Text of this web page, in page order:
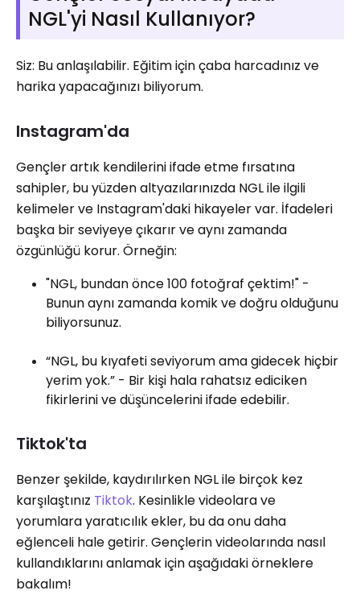
NGL'yi Nasıl Kullanıyor?
Siz: Bu anlaşılabilir. Eğitim için çaba harcadınız ve
harika yapacağınızı biliyorum.
Instagram'da
Gençler artık kendilerini ifade etme fırsatına
sahipler, bu yüzden altyazılarınızda NGL ile ilgili
kelimeler ve Instagram'daki hikayeler var. İfadeleri
başka bir seviyeye çıkarır ve aynı zamanda
özgünlüğü korur. Örneğin:
"NGL, bundan önce 100 fotoğraf çektim!" -
Bunun aynı zamanda komik ve doğru olduğunu
biliyorsunuz.
“NGL, bu kıyafeti seviyorum ama gidecek hiçbir
yerim yok.” - Bir kişi hala rahatsız ediciken
fikirlerini ve düşüncelerini ifade edebilir.
Tiktok'ta
Benzer şekilde, kaydırılırken NGL ile birçok kez
karşılaştınız Tiktok. Kesinlikle videolara ve
yorumlara yaratıcılık ekler, bu da onu daha
eğlenceli hale getirir. Gençlerin videolarında nasıl
kullandıklarını anlamak için aşağıdaki örneklere
bakalım!